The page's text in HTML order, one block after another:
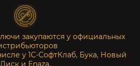
закупаются у официальных
у 1С-СофтКлаб, Бука, Новый
Диск и Enaza.